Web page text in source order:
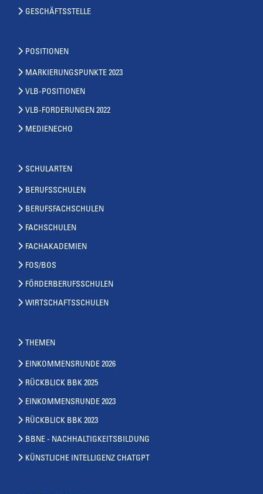
GESCHÄFTSSTELLE
POSITIONEN
MARKIERUNGSPUNKTE 2023
VLB-POSITIONEN
VLB-FORDERUNGEN 2022
MEDIENECHO
SCHULARTEN
BERUFSSCHULEN
BERUFSFACHSCHULEN
FACHSCHULEN
FACHAKADEMIEN
FOS/BOS
FÖRDERBERUFSSCHULEN
WIRTSCHAFTSSCHULEN
THEMEN
EINKOMMENSRUNDE 2026
RÜCKBLICK BBK 2025
EINKOMMENSRUNDE 2023
RÜCKBLICK BBK 2023
BBNE - NACHHALTIGKEITSBILDUNG
KÜNSTLICHE INTELLIGENZ CHATGPT